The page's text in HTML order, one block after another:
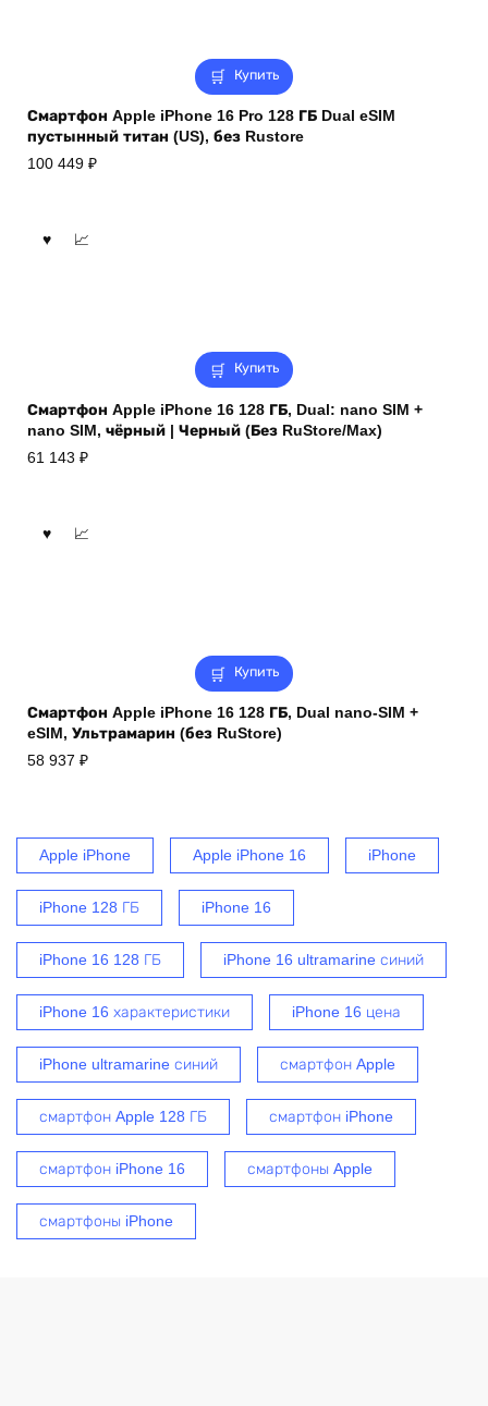
Купить
Смартфон Apple iPhone 16 Pro 128 ГБ Dual eSIM
пустынный титан (US), без Rustore
100 449 ₽
Купить
Смартфон Apple iPhone 16 128 ГБ, Dual: nano SIM +
nano SIM, чёрный | Черный (Без RuStore/Max)
61 143 ₽
Купить
Смартфон Apple iPhone 16 128 ГБ, Dual nano-SIM +
eSIM, Ультрамарин (без RuStore)
58 937 ₽
Apple iPhone Apple iPhone 16 iPhone
iPhone 128 ГБ iPhone 16
iPhone 16 128 ГБ iPhone 16 ultramarine синий
iPhone 16 характеристики iPhone 16 цена
iPhone ultramarine синий смартфон Apple
смартфон Apple 128 ГБ смартфон iPhone
смартфон iPhone 16 смартфоны Apple
смартфоны iPhone